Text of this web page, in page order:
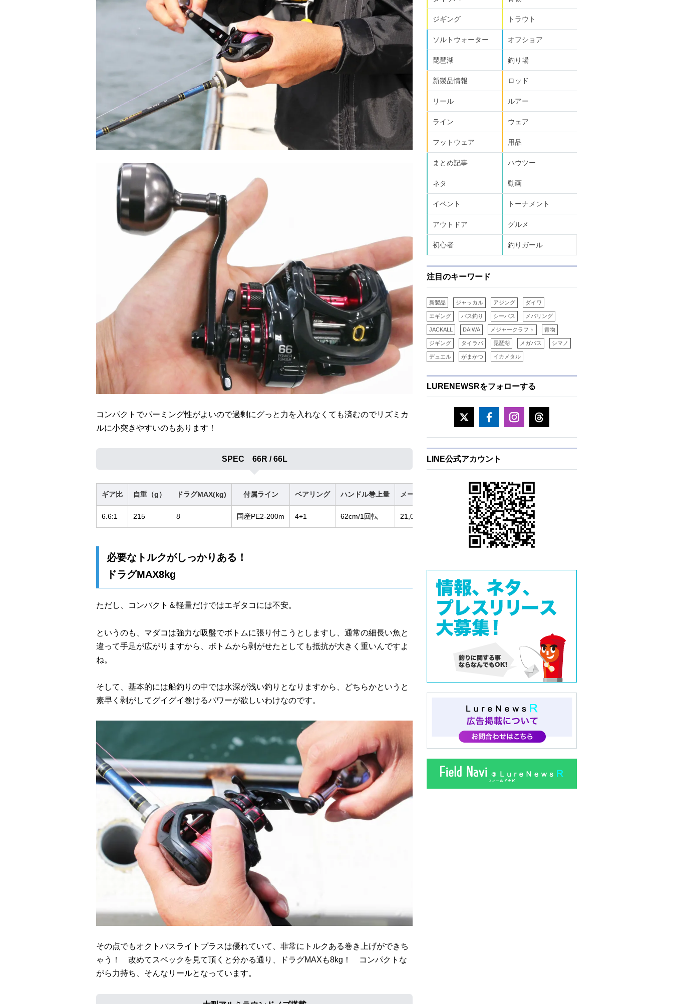
コンパクトでパーミング性がよいので過剰にグっと力を入れなくても済むのでリズミカ
ルに小突きやすいのもあります！
SPEC 66R / 66L
ギア比 自重（g） ドラグMAX(kg) 付属ライン ベアリング ハンドル巻上量 メーカー希望価格（税抜き）
6.6:1 215 8 国産PE2-200m 4+1 62cm/1回転 21,000円
必要なトルクがしっかりある！
ドラグMAX8kg
ただし、コンパクト＆軽量だけではエギタコには不安。
というのも、マダコは強力な吸盤でボトムに張り付こうとしますし、通常の細長い魚と
違って手足が広がりますから、ボトムから剥がせたとしても抵抗が大きく重いんですよ
ね。
そして、基本的には船釣りの中では水深が浅い釣りとなりますから、どちらかというと
素早く剥がしてグイグイ巻けるパワーが欲しいわけなのです。
その点でもオクトパスライトプラスは優れていて、非常にトルクある巻き上げができち
ゃう！ 改めてスペックを見て頂くと分かる通り、ドラグMAXも8kg！ コンパクトな
がら力持ち、そんなリールとなっています。
ジギング トラウト
ソルトウォーター オフショア
琵琶湖 釣り場
新製品情報 ロッド
リール ルアー
ライン ウェア
フットウェア 用品
まとめ記事 ハウツー
ネタ 動画
イベント トーナメント
アウトドア グルメ
初心者 釣りガール
注目のキーワード
新製品 ジャッカル アジング ダイワ
エギング バス釣り シーバス メバリング
JACKALL DAIWA メジャークラフト 青物
ジギング タイラバ 琵琶湖 メガバス シマノ
デュエル がまかつ イカメタル
LURENEWSRをフォローする
LINE公式アカウント